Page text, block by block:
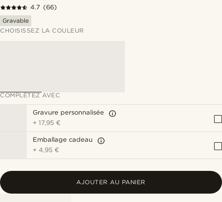
4.7 (66)
Gravable
CHOISISSEZ LA COULEUR
COMPLÉTEZ AVEC
Gravure personnalisée
+17,95 €
Emballage cadeau
+4,95 €
AJOUTER AU PANIER